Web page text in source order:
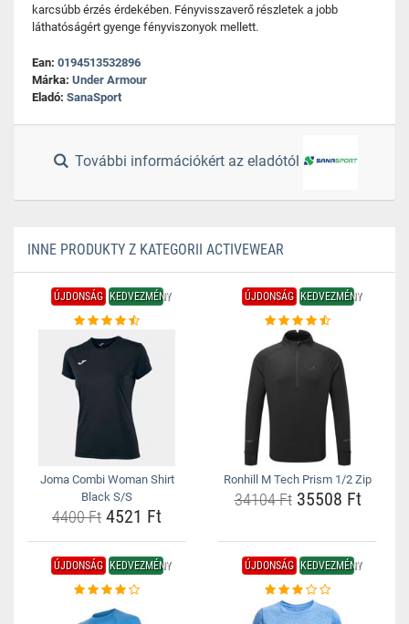
karcsúbb érzés érdekében. Fényvisszaverő részletek a jobb
láthatóságért gyenge fényviszonyok mellett.
Ean: 0194513532896
Márka: Under Armour
Eladó: SanaSport
További információkért az eladótól
INNE PRODUKTY Z KATEGORII ACTIVEWEAR
ÚJDONSÁG KEDVEZMÉNY
Joma Combi Woman Shirt
Black S/S
4400 Ft 4521 Ft
ÚJDONSÁG KEDVEZMÉNY
Ronhill M Tech Prism 1/2 Zip
34104 Ft35508 Ft
ÚJDONSÁG KEDVEZMÉNY ÚJDONSÁG KEDVEZMÉNY